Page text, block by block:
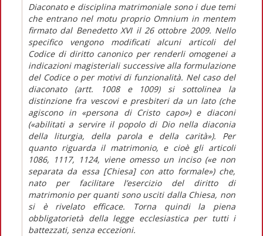
Diaconato e disciplina matrimoniale sono i due temi
che entrano nel motu proprio Omnium in mentem
firmato dal Benedetto XVI il 26 ottobre 2009. Nello
specifico vengono modificati alcuni articoli del
Codice di diritto canonico per renderli omogenei a
indicazioni magisteriali successive alla formulazione
del Codice o per motivi di funzionalità. Nel caso del
diaconato (artt. 1008 e 1009) si sottolinea la
distinzione fra vescovi e presbiteri da un lato (che
agiscono in «persona di Cristo capo») e diaconi
(«abilitati a servire il popolo di Dio nella diaconia
della liturgia, della parola e della carità»). Per
quanto riguarda il matrimonio, e cioè gli articoli
1086, 1117, 1124, viene omesso un inciso («e non
separata da essa [Chiesa] con atto formale») che,
nato per facilitare l’esercizio del diritto di
matrimonio per quanti sono usciti dalla Chiesa, non
si è rivelato efficace. Torna quindi la piena
obbligatorietà della legge ecclesiastica per tutti i
battezzati, senza eccezioni.